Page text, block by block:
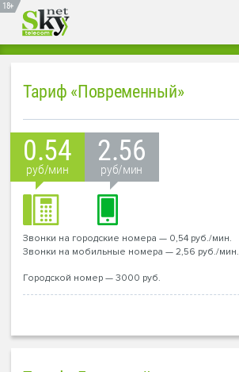
18+
Тариф «Повременный»
0.54
руб/мин
2.56
руб/мин
Звонки на городские номера — 0,54 руб./мин.
Звонки на мобильные номера — 2,56 руб./мин.
Городской номер — 3000 руб.